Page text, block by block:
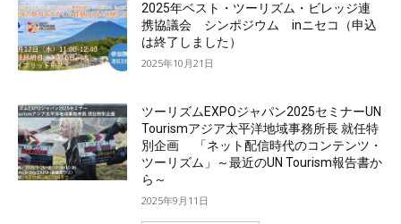
2025年ベスト・ツーリズム・ビレッジ連
携協議会 シンポジウム inニセコ（申込
は終了しました）
2025年10月21日
ツーリズムEXPOジャパン2025セミナーUN
Tourismアジア太平洋地域事務所長 就任特
別企画 「ネット配信時代のコンテンツ・
ツーリズム」～最近のUN Tourism報告書か
ら～
2025年9月11日